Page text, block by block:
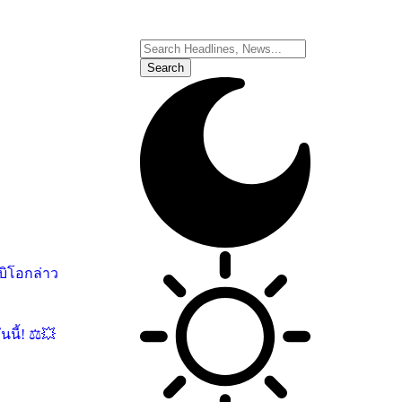
อกล่าว
นนี้! ⚖️💥